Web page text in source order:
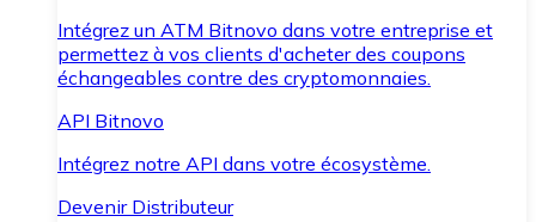
Intégrez un ATM Bitnovo dans votre entreprise et
permettez à vos clients d'acheter des coupons
échangeables contre des cryptomonnaies.
API Bitnovo
Intégrez notre API dans votre écosystème.
Devenir Distributeur